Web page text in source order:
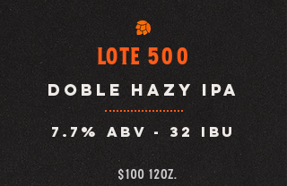
lote 500
doble hazy ipa
7.7% abv - 32 ibu
$100 12oz.